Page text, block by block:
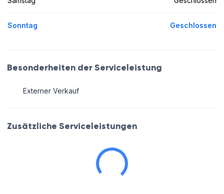
Sonntag Geschlossen
Besonderheiten der Serviceleistung
Externer Verkauf
Zusätzliche Serviceleistungen